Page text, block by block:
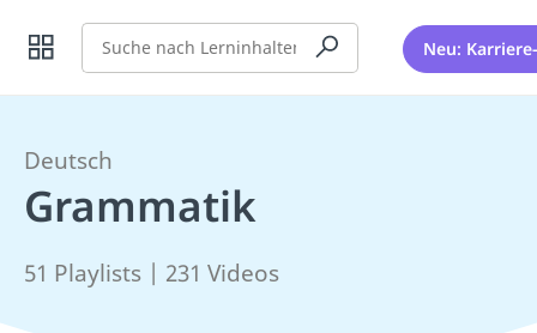
Suche Neu:
Deutsch
Grammatik
51 Playlists | 231 Videos